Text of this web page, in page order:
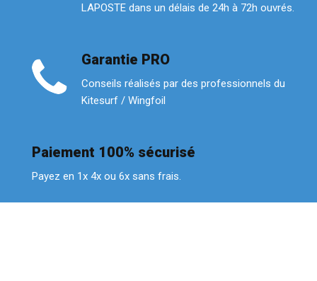
LAPOSTE dans un délais de 24h à 72h ouvrés.
Garantie PRO
Conseils réalisés par des professionnels du
Kitesurf / Wingfoil
Paiement 100% sécurisé
Payez en 1x 4x ou 6x sans frais.